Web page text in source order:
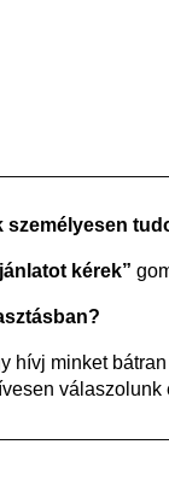
kérek”
hívj minket bátran
válaszolunk